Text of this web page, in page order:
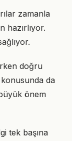
zamanla
hazırlıyor.
doğru
da
önem
tek başına